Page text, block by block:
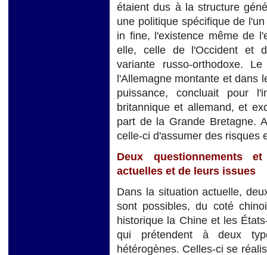
étaient dus à la structure
une politique spécifique de
in fine, l'existence même de
elle, celle de l'Occident et
variante russo-orthodoxe.
l'Allemagne montante et dans
puissance, concluait pour
britannique et allemand, et
part de la Grande Bretagne.
celle-ci d'assumer des risques
Deux questionnements
actuelles et de leurs issues
Dans la situation actuelle,
sont possibles, du coté
historique la Chine et les
qui prétendent à deux
hétérogènes. Celles-ci se